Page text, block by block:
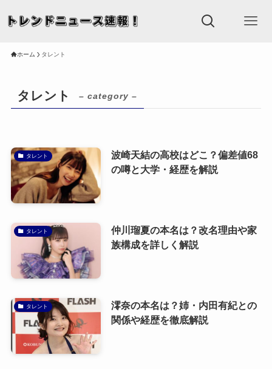
ホーム タレント
タレント – category –
タレント
波崎天結の高校はどこ？偏差値68
の噂と大学・経歴を解説
タレント
仲川瑠夏の本名は？改名理由や家
族構成を詳しく解説
タレント
澪奈の本名は？姉・内田有紀との
関係や経歴を徹底解説